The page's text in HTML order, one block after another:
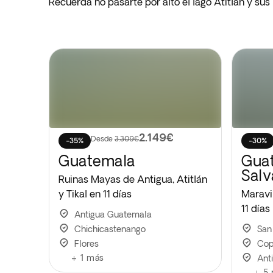
-35% Desde 3.309€2.149€
Guatemala
Ruinas Mayas de Antigua, Atitlán
y Tikal en 11 días
Antigua Guatemala
Chichicastenango
Flores
+ 1 más
-30%
11 días